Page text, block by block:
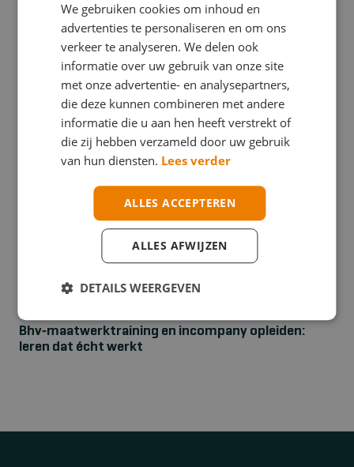
Stuwband versus tourniquet: een verwarrend
verschil met mogelijk ernstige gevolgen
Bhv‑maatwerktraining en incompany opleiden:
leren dat écht werkt
We gebruiken cookies om inhoud en
advertenties te personaliseren en om ons
verkeer te analyseren. We delen ook
informatie over uw gebruik van onze site
met onze advertentie- en analysepartners,
die deze kunnen combineren met andere
informatie die u aan hen heeft verstrekt of
die zij hebben verzameld door uw gebruik
van hun diensten. Lees verder
ALLES ACCEPTEREN
ALLES AFWIJZEN
DETAILS WEERGEVEN